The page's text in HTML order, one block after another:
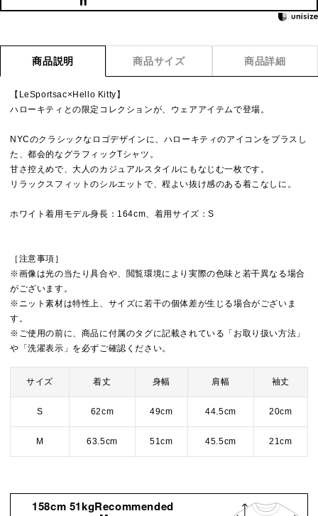
商品説明 商品サイズ 商品詳細
【LeSportsac×Hello Kitty】
ハローキティとの限定コレクションが、ウェアアイテムで登場。
NYCのクラシックなロゴデザインに、ハローキティのアイコンをプラスし
た、都会的なグラフィックTシャツ。
甘さ控えめで、大人のカジュアルスタイルにもなじむ一枚です。
リラックスフィットのシルエットで、程よい抜け感のある着こなしに。
ホワイト着用モデル身長：164cm、着用サイズ：S
［注意事項］
※画像は光の当たり具合や、閲覧環境により実際の色味と若干異なる場合
がございます。
※ニット素材は特性上、サイズに若干の個体差が生じる場合がございま
す。
※ご使用の前に、商品に付属のタグに記載されている「お取り扱い方法」
や「洗濯表示」を必ずご確認ください。
サイズ 着丈 身幅 肩幅 袖丈
S 62cm 49cm 44.5cm 20cm
M 63.5cm 51cm 45.5cm 21cm
158cm 51kgRecommended